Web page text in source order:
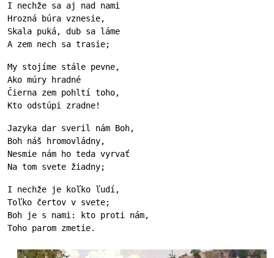
I nechže sa aj nad nami
Hrozná búra vznesie,
Skala puká, dub sa láme
A zem nech sa trasie;
My stojíme stále pevne,
Ako múry hradné
Čierna zem pohltí toho,
Kto odstúpi zradne!
Jazyka dar sveril nám Boh,
Boh náš hromovládny,
Nesmie nám ho teda vyrvať
Na tom svete žiadny;
I nechže je koľko ľudí,
Toľko čertov v svete;
Boh je s nami: kto proti nám,
Toho parom zmetie.